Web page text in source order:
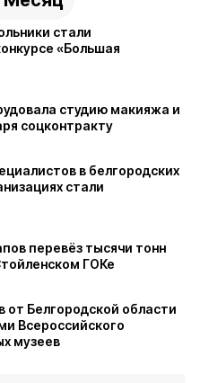
стали
«Большая
студию макияжа и
соцконтракту
в белгородских
стали
перевёз тысячи тонн
ГОКе
от Белгородской области
Всероссийского
музеев